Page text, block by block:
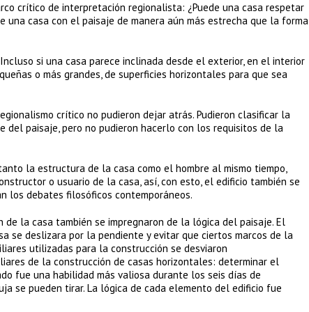
crítico de interpretación regionalista: ¿Puede una casa respetar
casa con el paisaje de manera aún más estrecha que la forma
si una casa parece inclinada desde el exterior, en el interior
o más grandes, de superficies horizontales para que sea
crítico no pudieron dejar atrás. Pudieron clasificar la
paisaje, pero no pudieron hacerlo con los requisitos de la
la estructura de la casa como el hombre al mismo tiempo,
o usuario de la casa, así, con esto, el edificio también se
los debates filosóficos contemporáneos.
la casa también se impregnaron de la lógica del paisaje. El
se deslizara por la pendiente y evitar que ciertos marcos de la
utilizadas para la construcción se desviaron
de la construcción de casas horizontales: determinar el
fue una habilidad más valiosa durante los seis días de
se pueden tirar. La lógica de cada elemento del edificio fue